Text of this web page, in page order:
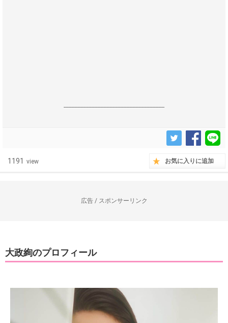
------------------------------------------------------------------
1191 view お気に入りに追加
広告 / スポンサーリンク
大政絢のプロフィール